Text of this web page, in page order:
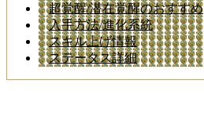
超覚醒/潜在覚醒のおすすめ
入手方法/進化系統
スキル上げ情報
ステータス詳細